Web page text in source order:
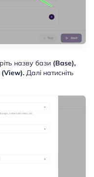
назву бази (Base),
(View). Далі натисніть